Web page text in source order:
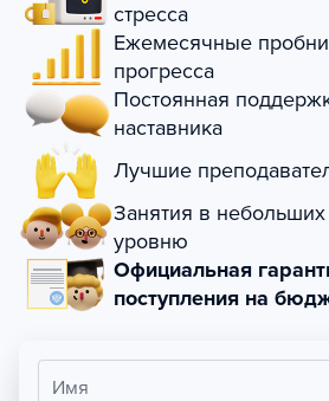
стресса
Ежемесячные
прогресса
Постоянная
наставника
Лучшие
Занятия в небольших
уровню
Официальная
поступления на
Имя